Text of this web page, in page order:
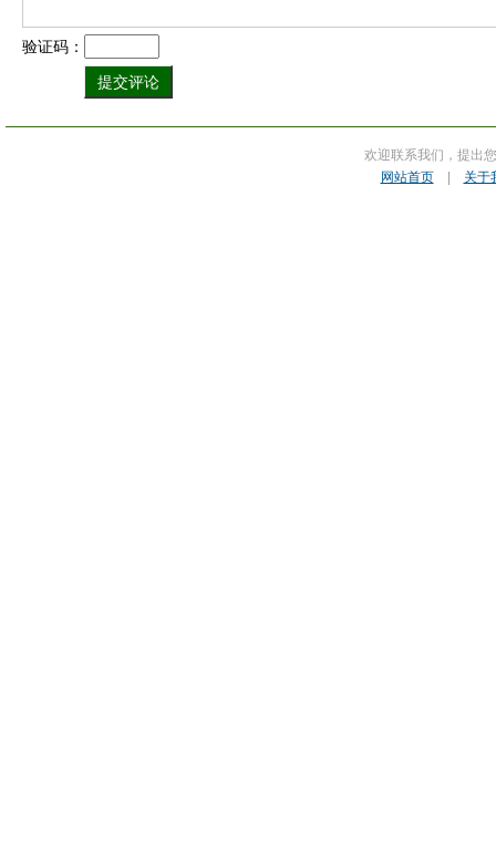
验证码：
欢迎联系我们，提出
网站首页| 关于